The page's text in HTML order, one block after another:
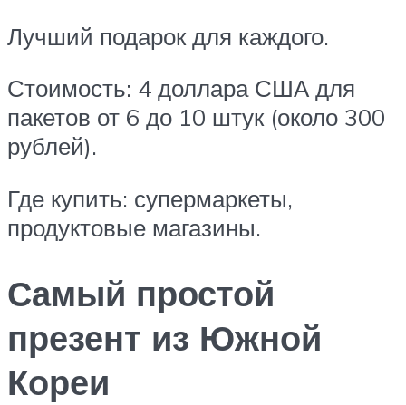
Лучший подарок для каждого.
Стоимость: 4 доллара США для
пакетов от 6 до 10 штук (около 300
рублей).
Где купить: супермаркеты,
продуктовые магазины.
Самый простой
презент из Южной
Кореи